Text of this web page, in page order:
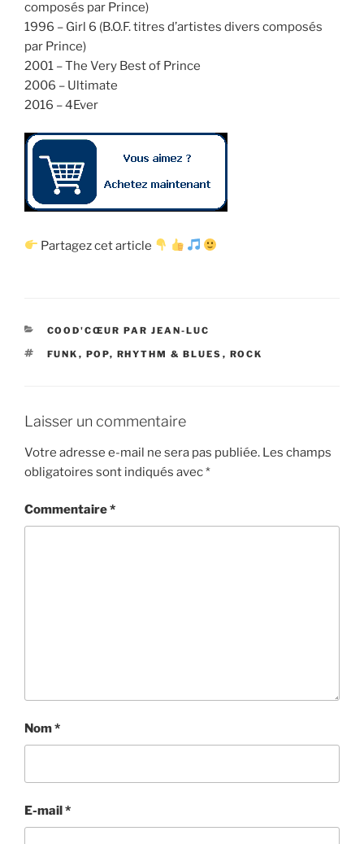
composés par Prince)
1996 – Girl 6 (B.O.F. titres d’artistes divers composés
par Prince)
2001 – The Very Best of Prince
2006 – Ultimate
2016 – 4Ever
Partagez cet article
CATÉGORIES
COOD'CŒUR PAR JEAN-LUC
ÉTIQUETTES
FUNK , POP, RHYTHM & BLUES , ROCK
Laisser un commentaire
Votre adresse e-mail ne sera pas publiée. Les champs
obligatoires sont indiqués avec*
Commentaire*
Nom*
E-mail*